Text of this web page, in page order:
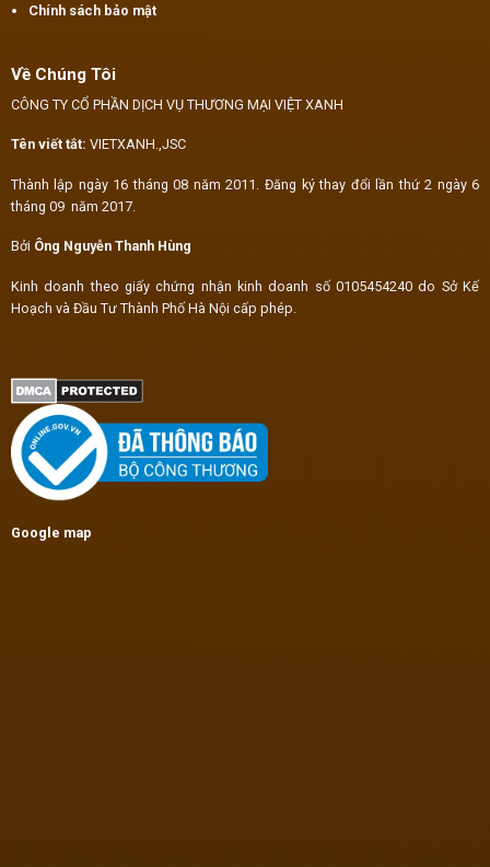
Chính sách bảo mật
Về Chúng Tôi
CÔNG TY CỔ PHẦN DỊCH VỤ THƯƠNG MẠI VIỆT XANH
Tên viết tắt: VIETXANH.,JSC
Thành lập ngày 16 tháng 08 năm 2011. Đăng ký thay đổi lần thứ 2 ngày 6
tháng 09 năm 2017.
Bởi Ông Nguyễn Thanh Hùng
Kinh doanh theo giấy chứng nhận kinh doanh số 0105454240 do Sở Kế
Hoạch và Đầu Tư Thành Phố Hà Nội cấp phép.
Google map